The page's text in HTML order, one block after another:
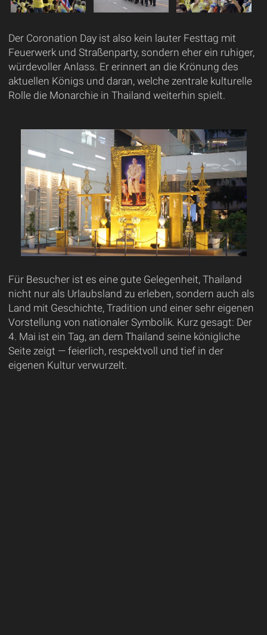
Der Coronation Day ist also kein lauter Festtag mit
Feuerwerk und Straßenparty, sondern eher ein ruhiger,
würdevoller Anlass. Er erinnert an die Krönung des
aktuellen Königs und daran, welche zentrale kulturelle
Rolle die Monarchie in Thailand weiterhin spielt.
Für Besucher ist es eine gute Gelegenheit, Thailand
nicht nur als Urlaubsland zu erleben, sondern auch als
Land mit Geschichte, Tradition und einer sehr eigenen
Vorstellung von nationaler Symbolik. Kurz gesagt: Der
4. Mai ist ein Tag, an dem Thailand seine königliche
Seite zeigt — feierlich, respektvoll und tief in der
eigenen Kultur verwurzelt.